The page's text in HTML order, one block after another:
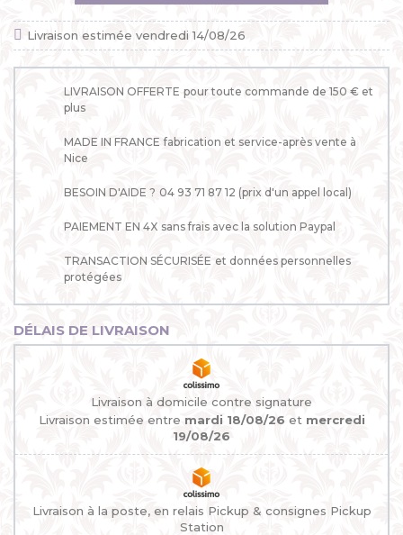
Livraison estimée vendredi 14/08/26
LIVRAISON OFFERTE pour toute commande de 150 € et
plus
MADE IN FRANCE fabrication et service-après vente à
Nice
BESOIN D'AIDE ? 04 93 71 87 12 (prix d'un appel local)
PAIEMENT EN 4X sans frais avec la solution Paypal
TRANSACTION SÉCURISÉE et données personnelles
protégées
DÉLAIS DE LIVRAISON
Livraison à domicile contre signature
Livraison estimée entre mardi 18/08/26 et mercredi
19/08/26
Livraison à la poste, en relais Pickup & consignes Pickup
Station